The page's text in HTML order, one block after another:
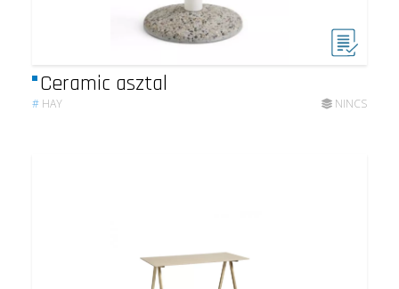
Ceramic asztal
# HAY NINCS